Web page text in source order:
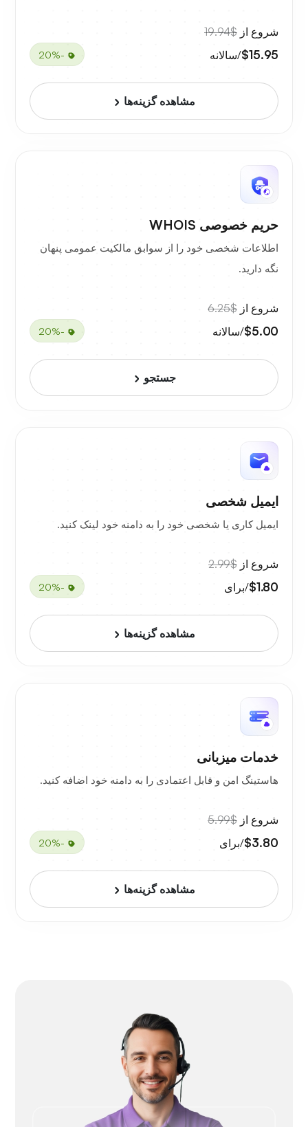
شروع از $19.94
$15.95/سالانه -20%
مشاهده گزینه‌ها
حریم خصوصی WHOIS
اطلاعات شخصی خود را از سوابق مالکیت عمومی پنهان
نگه دارید.
شروع از $6.25
$5.00/سالانه -20%
جستجو
ایمیل شخصی
ایمیل کاری یا شخصی خود را به دامنه خود لینک کنید.
شروع از $2.99
$1.80/برای -20%
مشاهده گزینه‌ها
خدمات میزبانی
هاستینگ امن و قابل اعتمادی را به دامنه خود اضافه کنید.
شروع از $5.99
$3.80/برای -20%
مشاهده گزینه‌ها